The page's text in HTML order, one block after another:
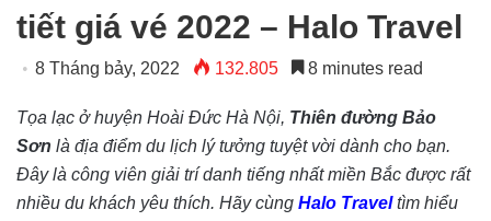
tiết giá vé 2022 – Halo Travel
8 Tháng bảy, 2022 132.805 8 minutes read
Tọa lạc ở huyện Hoài Đức Hà Nội, Thiên đường Bảo
Sơn là địa điểm du lịch lý tưởng tuyệt vời dành cho bạn.
Đây là công viên giải trí danh tiếng nhất miền Bắc được rất
nhiều du khách yêu thích. Hãy cùng Halo Traveltìm hiểu